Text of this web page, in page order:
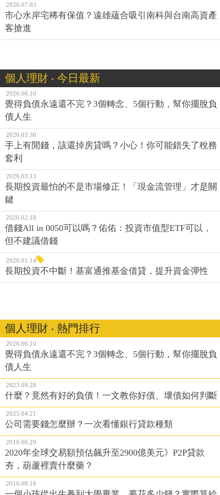
2026.07.03
市心水岸宅稀有保值？遠雄蘊合吸引南科與台南高資產
客搶進
個人理財 ‧ 今日最新
2026.06.10
覺得負債永遠還不完？3個轉念、5個行動，幫你擺脫負
債人生
2026.03.30
手上有閒錢，該還掉房貸嗎？小心！你可能錯失了稅務
套利
2026.03.13
長期投資最怕的不是市場修正！「現金流管理」才是關
鍵
2026.02.18
借錢All in 0050可以嗎？佑佑：投資市值型ETF可以，
但不建議借錢
2026.01.14
長期投資不中斷！基富通推基金借貸，提升資金彈性
個人理財 ‧ 熱門排行
2026.06.10
覺得負債永遠還不完？3個轉念、5個行動，幫你擺脫負
債人生
2023.09.28
什麼？竟然有好的負債！一文教你好債、壞債如何判斷
2025.04.21
公司需要錢怎麼辦？一次看懂銀行貸款種類
2016.06.29
2020年全球交易額預估飆升至2900億美元》P2P貸款
夯，葫蘆裡賣什麼藥？
2016.08.18